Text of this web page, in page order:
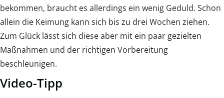
bekommen, braucht es allerdings ein wenig Geduld. Schon
allein die Keimung kann sich bis zu drei Wochen ziehen.
Zum Glück lässt sich diese aber mit ein paar gezielten
Maßnahmen und der richtigen Vorbereitung
beschleunigen.
Video-Tipp